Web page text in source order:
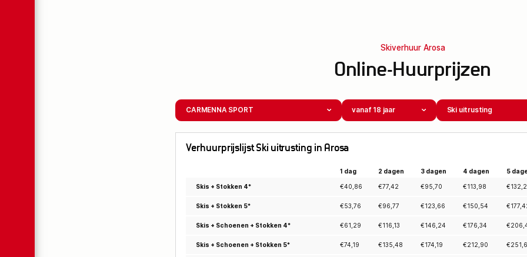
Skiverhuur Arosa
Online-Huurprijzen
CARMENNA SPORT vanaf 18 jaar Ski uitrusting
Verhuurprijslijst Ski uitrusting in Arosa
1 dag 2 dagen 3 dagen 4 dagen 5
Skis + Stokken 4* €40,86 €77,42 €95,70 €113,98 €
Skis + Stokken 5* €53,76 €96,77 €123,66 €150,54 €
Skis + Schoenen + Stokken 4* €61,29 €116,13 €146,24 €176,34 €
Skis + Schoenen + Stokken 5* €74,19 €135,48 €174,19 €212,90 €